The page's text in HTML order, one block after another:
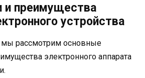
и преимущества
устройства
мы рассмотрим основные
электронного аппарата